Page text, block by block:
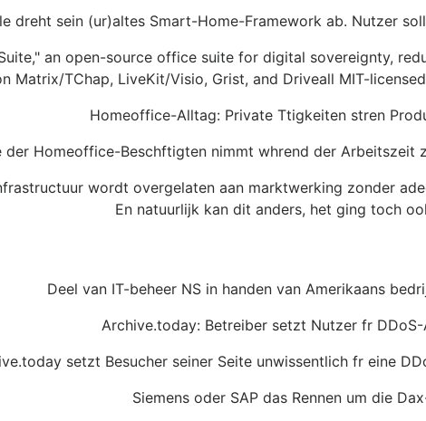
dreht sein (ur)altes Smart-Home-Framework ab. Nutzer
an open-source office suite for digital sovereignty,
Matrix/TChap, LiveKit/Visio, Grist, and Driveall MIT-
Homeoffice-Alltag: Private Ttigkeiten stren
Homeoffice-Beschftigten nimmt whrend der Arbeitszeit
wordt overgelaten aan marktwerking zonder
En natuurlijk kan dit anders, het ging toch
Deel van IT-beheer NS in handen van Amerikaans
Archive.today: Betreiber setzt Nutzer fr
setzt Besucher seiner Seite unwissentlich fr eine
Siemens oder SAP das Rennen um die